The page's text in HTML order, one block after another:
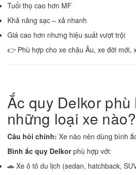
Tuổi thọ cao hơn MF
Khả năng sạc – xả nhanh
Giá cao hơn nhưng hiệu suất vượt trội
👉 Phù hợp cho xe châu Âu, xe đời mới,
Ắc quy Delkor phù
những loại xe nào?
Câu hỏi chính: Xe nào nên dùng bình
Bình ắc quy Delkorphù hợp với:
🚗 Xe ô tô du lịch (sedan, hatchback,